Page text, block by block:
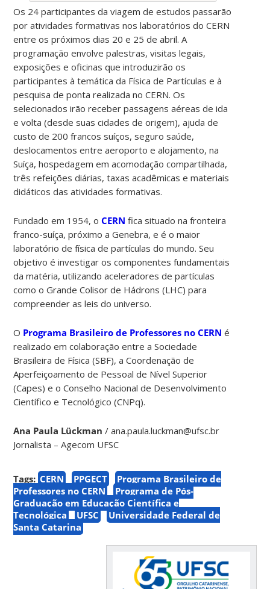
Os 24 participantes da viagem de estudos passarão
por atividades formativas nos laboratórios do CERN
entre os próximos dias 20 e 25 de abril. A
programação envolve palestras, visitas legais,
exposições e oficinas que introduzirão os
participantes à temática da Física de Partículas e à
pesquisa de ponta realizada no CERN. Os
selecionados irão receber passagens aéreas de ida
e volta (desde suas cidades de origem), ajuda de
custo de 200 francos suíços, seguro saúde,
deslocamentos entre aeroporto e alojamento, na
Suíça, hospedagem em acomodação compartilhada,
três refeições diárias, taxas acadêmicas e materiais
didáticos das atividades formativas.
Fundado em 1954, oCERN fica situado na fronteira
franco-suíça, próximo a Genebra, e é o maior
laboratório de física de partículas do mundo. Seu
objetivo é investigar os componentes fundamentais
da matéria, utilizando aceleradores de partículas
como o Grande Colisor de Hádrons (LHC) para
compreender as leis do universo.
O Programa Brasileiro de Professores no CERN é
realizado em colaboração entre a Sociedade
Brasileira de Física (SBF), a Coordenação de
Aperfeiçoamento de Pessoal de Nível Superior
(Capes) e o Conselho Nacional de Desenvolvimento
Científico e Tecnológico (CNPq).
Ana Paula Lückman / ana.paula.luckman@ufsc.br
Jornalista – Agecom UFSC
Tags: CERN PPGECT
Programa Brasileiro de
Professores no CERN
Programa de Pós-
Graduação em Educação Científica e
Tecnológica
UFSC
Universidade Federal de
Santa Catarina